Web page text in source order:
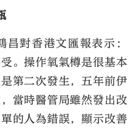
對香港文匯報表示：
。操作氧氣樽是很基本
第二次發生，五年前伊
當時醫管局雖然發出改
的人為錯誤，顯示改善